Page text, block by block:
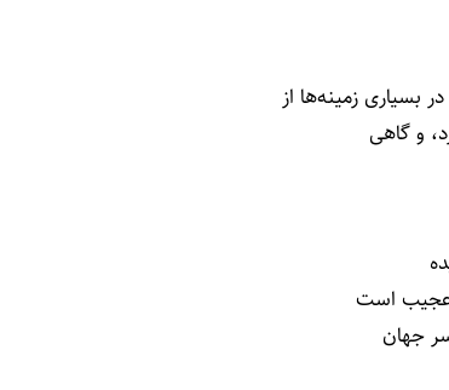
بسیاری زمینه‌ها از
و گاهی
عجیب است
جهان